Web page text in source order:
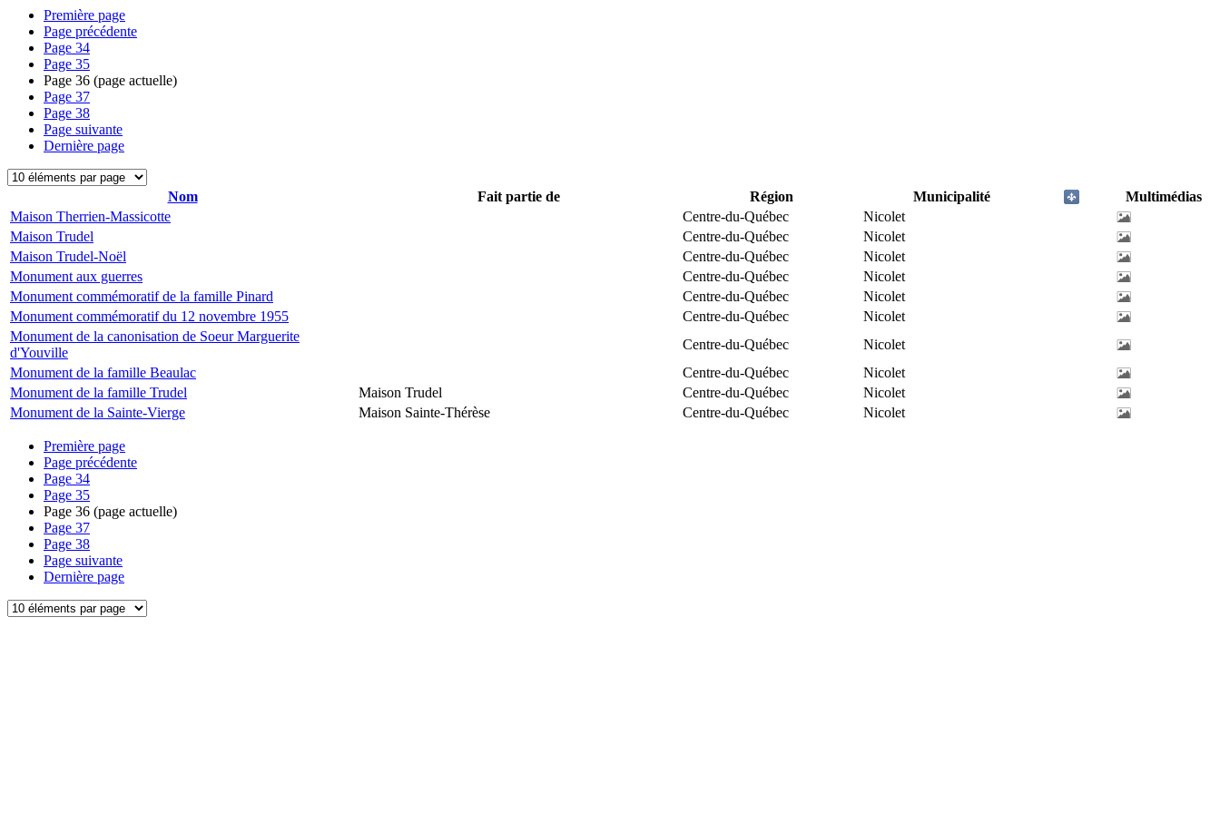
Première page
Page précédente
Page 34
Page 35
Page 36 (page actuelle)
Page 37
Page 38
Page suivante
Dernière page
Nom Fait partie de Région Municipalité
Multimédias
Maison Therrien-Massicotte
Centre-du-Québec
Nicolet
Maison Trudel
Centre-du-Québec
Nicolet
Maison Trudel-Noël
Centre-du-Québec
Nicolet
Monument aux guerres
Centre-du-Québec
Nicolet
Monument commémoratif de la famille Pinard
Centre-du-Québec
Nicolet
Monument commémoratif du 12 novembre 1955
Centre-du-Québec
Nicolet
Monument de la canonisation de Soeur Marguerite
d'Youville
Centre-du-Québec
Nicolet
Monument de la famille Beaulac
Centre-du-Québec
Nicolet
Monument de la famille Trudel
Maison Trudel Centre-du-Québec
Nicolet
Monument de la Sainte-Vierge
Maison Sainte-Thérèse Centre-du-Québec Nicolet
Première page
Page précédente
Page 34
Page 35
Page 36 (page actuelle)
Page 37
Page 38
Page suivante
Dernière page